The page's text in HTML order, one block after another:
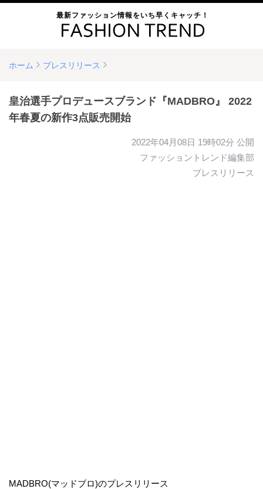
最新ファッション情報をいち早くキャッチ！
ホーム プレスリリース
皇治選手プロデュースブランド『MADBRO』 2022
年春夏の新作3点販売開始
2022年04月08日 19時02分 公開
ファッショントレンド編集部
プレスリリース
MADBRO(マッドブロ)のプレスリリース